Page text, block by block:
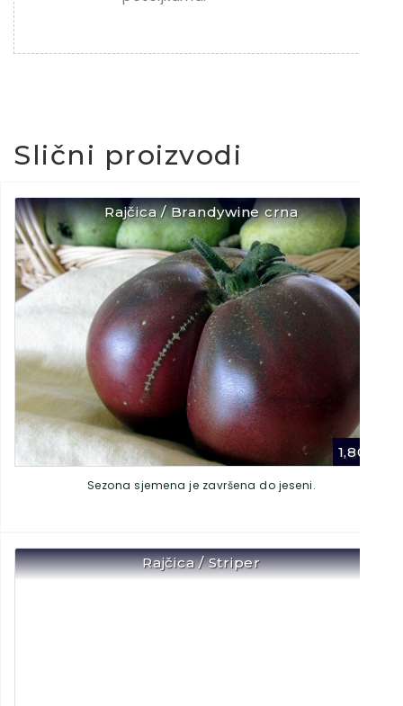
Slični proizvodi
Rajčica / Brandywine crna
1,80
Sezona sjemena je završena do jeseni.
Rajčica / Striper